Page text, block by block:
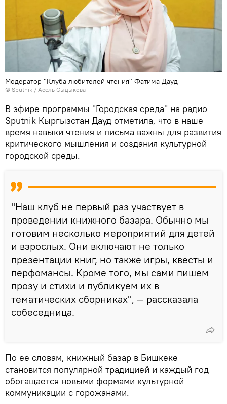
Модератор "Клуба любителей чтения" Фатима Дауд
© Sputnik / Асель Сыдыкова
В эфире программы "Городская среда" на радио
Sputnik Кыргызстан Дауд отметила, что в наше
время навыки чтения и письма важны для развития
критического мышления и создания культурной
городской среды.
"Наш клуб не первый раз участвует в
проведении книжного базара. Обычно мы
готовим несколько мероприятий для детей
и взрослых. Они включают не только
презентации книг, но также игры, квесты и
перфомансы. Кроме того, мы сами пишем
прозу и стихи и публикуем их в
тематических сборниках", — рассказала
собеседница.
По ее словам, книжный базар в Бишкеке
становится популярной традицией и каждый год
обогащается новыми формами культурной
коммуникации с горожанами.